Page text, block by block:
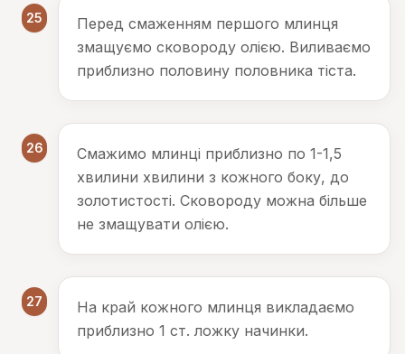
25
Перед смаженням першого млинця
змащуємо сковороду олією. Виливаємо
приблизно половину половника тіста.
26
Смажимо млинці приблизно по 1-1,5
хвилини хвилини з кожного боку, до
золотистості. Сковороду можна більше
не змащувати олією.
27
На край кожного млинця викладаємо
приблизно 1 ст. ложку начинки.